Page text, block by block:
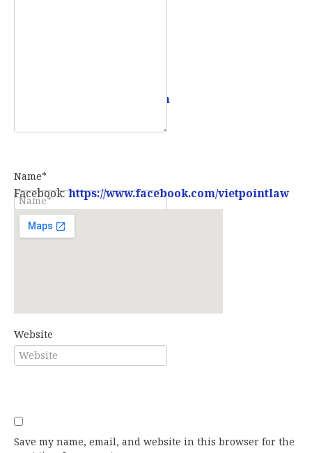
Name*
Website
Save my name, email, and website in this browser for the
info@vietpointlaw.vn
Facebook:https://www.facebook.com/vietpointlaw